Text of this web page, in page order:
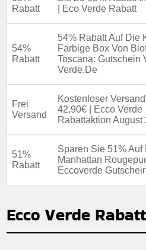
Rabatt
| Eco Verde Rabatt
54%
Rabatt
54% Rabatt Auf Die
Farbige Box Von
Toscana: Gutschein
Verde.De
Frei
Versand
Kostenloser
42,90€ | Ecco Verde
Rabattaktion August
51%
Rabatt
Sparen Sie 51% Auf
Manhattan
Eccoverde
Ecco Verde